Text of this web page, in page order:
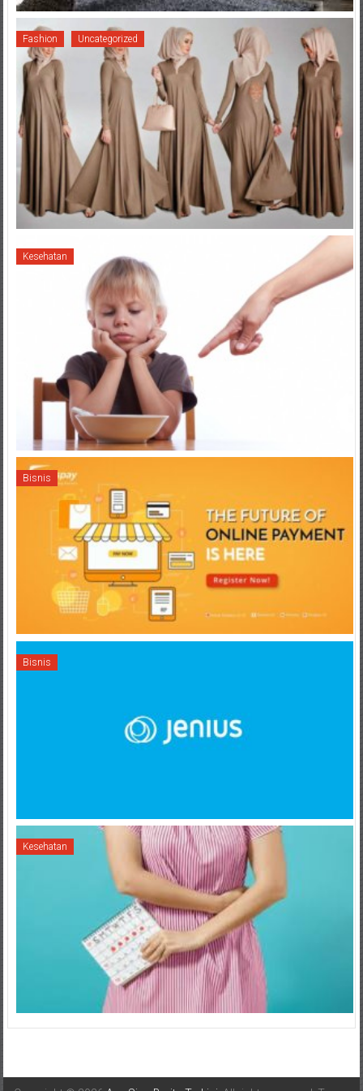
Fashion Uncategorized
Kesehatan
Bisnis
Bisnis
Kesehatan